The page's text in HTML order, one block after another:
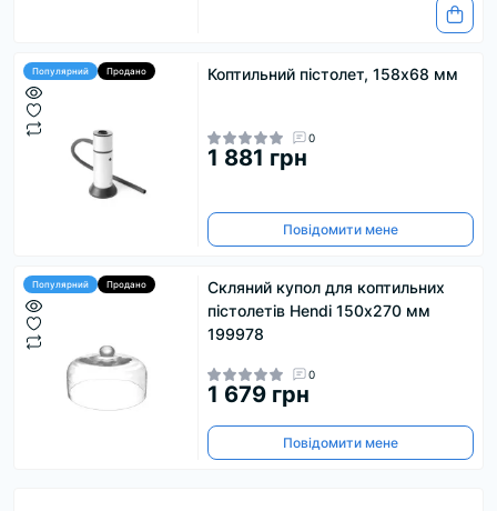
Популярний Продано Коптильний пістолет, 158х68 мм
0
1 881 грн
Повідомити мене
Популярний Продано
Скляний купол для коптильних
пістолетів Hendi 150х270 мм
199978
0
1 679 грн
Повідомити мене